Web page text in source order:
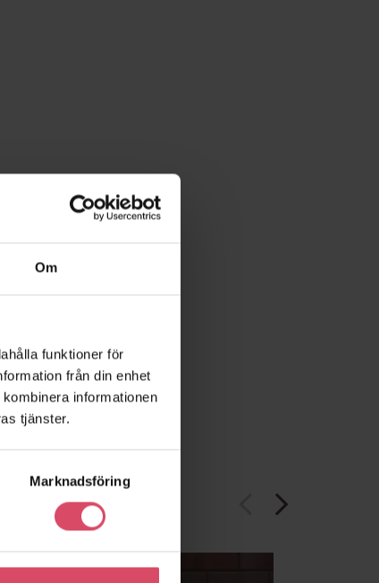
Om
funktioner för
från din enhet
informationen
tjänster.
Marknadsföring
arrow_forward_ios